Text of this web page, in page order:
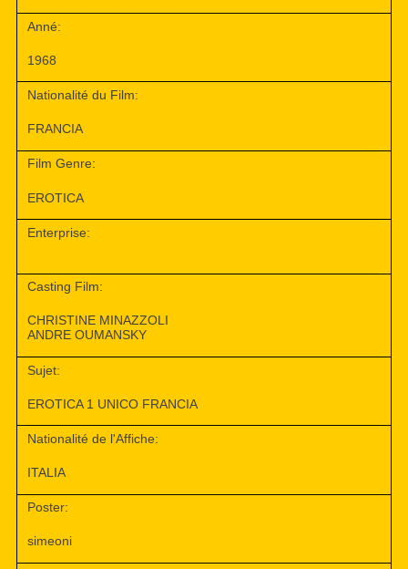
Anné:
1968
Nationalité du Film:
FRANCIA
Film Genre:
EROTICA
Enterprise:
Casting Film:
CHRISTINE MINAZZOLI
ANDRE OUMANSKY
Sujet:
EROTICA 1 UNICO FRANCIA
Nationalité de l'Affiche:
ITALIA
Poster:
simeoni